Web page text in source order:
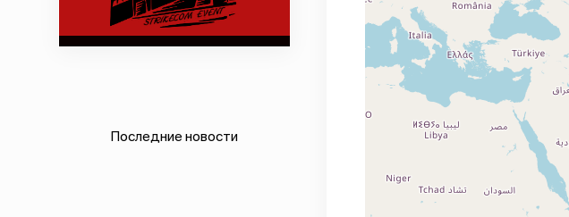
Последние новости